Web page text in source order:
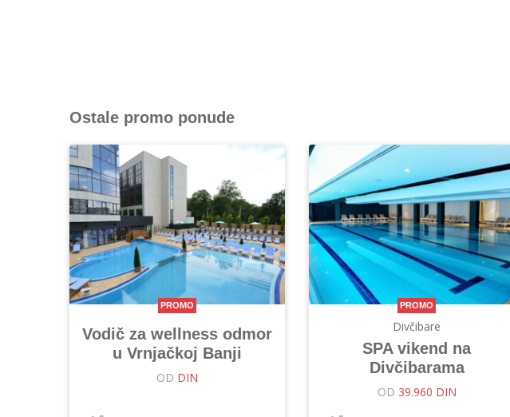
Ostale promo ponude
PROMO
Vodič za wellness odmor
u Vrnjačkoj Banji
OD DIN
PROMO
Divčibare
SPA vikend na
Divčibarama
OD 39.960 DIN